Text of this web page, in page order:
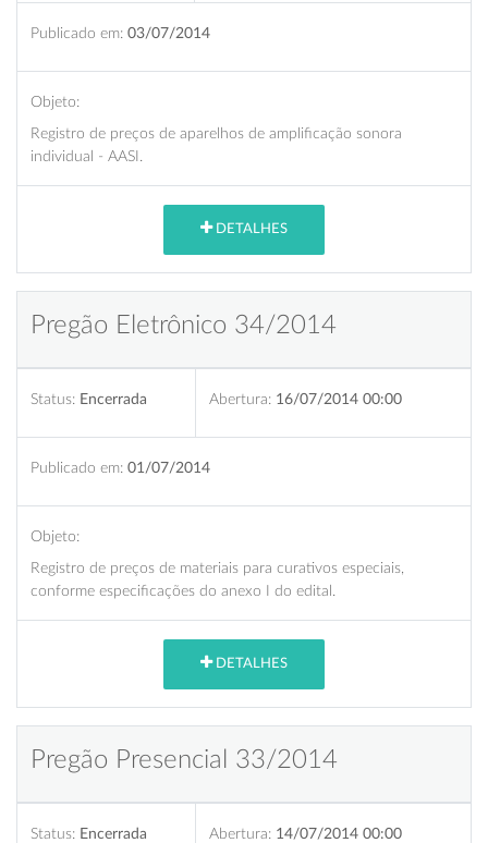
Publicado em: 03/07/2014
Objeto:
Registro de preços de aparelhos de amplificação sonora
individual - AASI.
DETALHES
Pregão Eletrônico 34/2014
Status: Encerrada Abertura: 16/07/2014 00:00
Publicado em: 01/07/2014
Objeto:
Registro de preços de materiais para curativos especiais,
conforme especificações do anexo I do edital.
DETALHES
Pregão Presencial 33/2014
Status: Encerrada Abertura: 14/07/2014 00:00